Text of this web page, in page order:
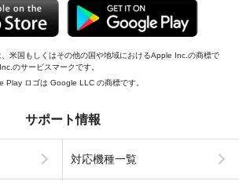
米国もしくはその他の国や地域におけるApple Inc.の商標で
のサービスマークです。
Play ロゴは Google LLC の商標です。
サポート情報
対応機種一覧